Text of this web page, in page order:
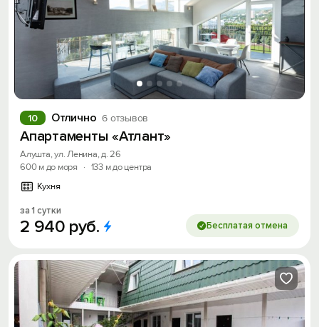
Отлично 6 отзывов
10
Апартаменты «Атлант»
Алушта, ул. Ленина, д. 26
600 м до моря
· 133 м до центра
Кухня
за 1 сутки
2 940 руб. Бесплатая отмена